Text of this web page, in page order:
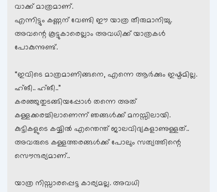
വാക്ക് മാത്രമാണ്.
എന്നിട്ടും കണ്ണന് വേണ്ടി ഈ യാത്ര തീരുമാനിച്ചു.
അവന്റെ കൂട്ടുകാരെല്ലാം അവധിക്ക് യാത്രകള്‍
പോകുന്നുണ്ട്.
“ഇവിടെ മാത്രമാണിങ്ങനെ, എന്നെ ആര്‍ക്കും ഇഷ്ടമില്ല.
ഹ്ങീ.. ഹ്ങീ..”
കരഞ്ഞുതുടങ്ങിയപ്പോള്‍ തന്നെ അത്
കള്ളക്കരച്ചിലാണെന്ന് ഞങ്ങള്‍ക്ക് മനസ്സിലായി.
കുട്ടികളുടെ കയ്യില്‍ എന്തെന്ത് ജാലവിദ്യകളാണുള്ളത്..
അവരുടെ കള്ളത്തരങ്ങള്‍ക്ക് പോലും സത്യത്തിന്റെ
സൌന്ദര്യമാണ്..
യാത്ര നിസ്സാരപ്പെട്ട കാര്യമല്ല. അവധി